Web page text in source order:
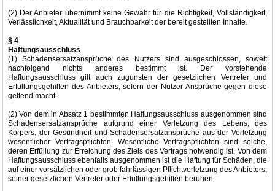
(2) Der Anbieter übernimmt keine Gewähr für die Richtigkeit, Vollständigkeit,
Verlässlichkeit, Aktualität und Brauchbarkeit der bereit gestellten Inhalte.
§ 4
Haftungsausschluss
(1) Schadensersatzansprüche des Nutzers sind ausgeschlossen, soweit
nachfolgend nichts anderes bestimmt ist. Der vorstehende
Haftungsausschluss gilt auch zugunsten der gesetzlichen Vertreter und
Erfüllungsgehilfen des Anbieters, sofern der Nutzer Ansprüche gegen diese
geltend macht.
(2) Von dem in Absatz 1 bestimmten Haftungsausschluss ausgenommen sind
Schadensersatzansprüche aufgrund einer Verletzung des Lebens, des
Körpers, der Gesundheit und Schadensersatzansprüche aus der Verletzung
wesentlicher Vertragspflichten. Wesentliche Vertragspflichten sind solche,
deren Erfüllung zur Erreichung des Ziels des Vertrags notwendig ist. Von dem
Haftungsausschluss ebenfalls ausgenommen ist die Haftung für Schäden, die
auf einer vorsätzlichen oder grob fahrlässigen Pflichtverletzung des Anbieters,
seiner gesetzlichen Vertreter oder Erfüllungsgehilfen beruhen.